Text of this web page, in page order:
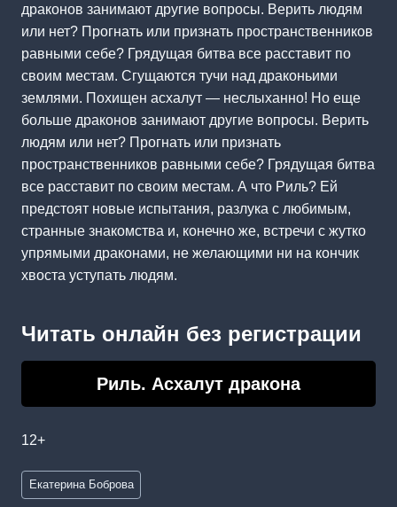
драконов занимают другие вопросы. Верить людям
или нет? Прогнать или признать пространственников
равными себе? Грядущая битва все расставит по
своим местам. Сгущаются тучи над драконьими
землями. Похищен асхалут — неслыханно! Но еще
больше драконов занимают другие вопросы. Верить
людям или нет? Прогнать или признать
пространственников равными себе? Грядущая битва
все расставит по своим местам. А что Риль? Ей
предстоят новые испытания, разлука с любимым,
странные знакомства и, конечно же, встречи с жутко
упрямыми драконами, не желающими ни на кончик
хвоста уступать людям.
Читать онлайн без регистрации
Риль. Асхалут дракона
12+
Метки
записи:
Екатерина Боброва